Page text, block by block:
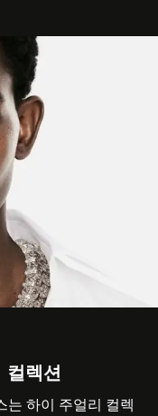
컬렉션
는 하이 주얼리 컬렉